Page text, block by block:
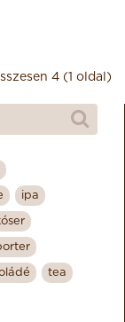
4 (1 oldal)
ipa
tea